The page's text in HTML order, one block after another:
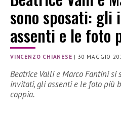
sono sposati:
assenti e le foto
VINCENZO CHIANESE |30 MAGGIO
Beatrice Valli e Marco Fantini si
invitati, gli assenti e le foto più
coppia.